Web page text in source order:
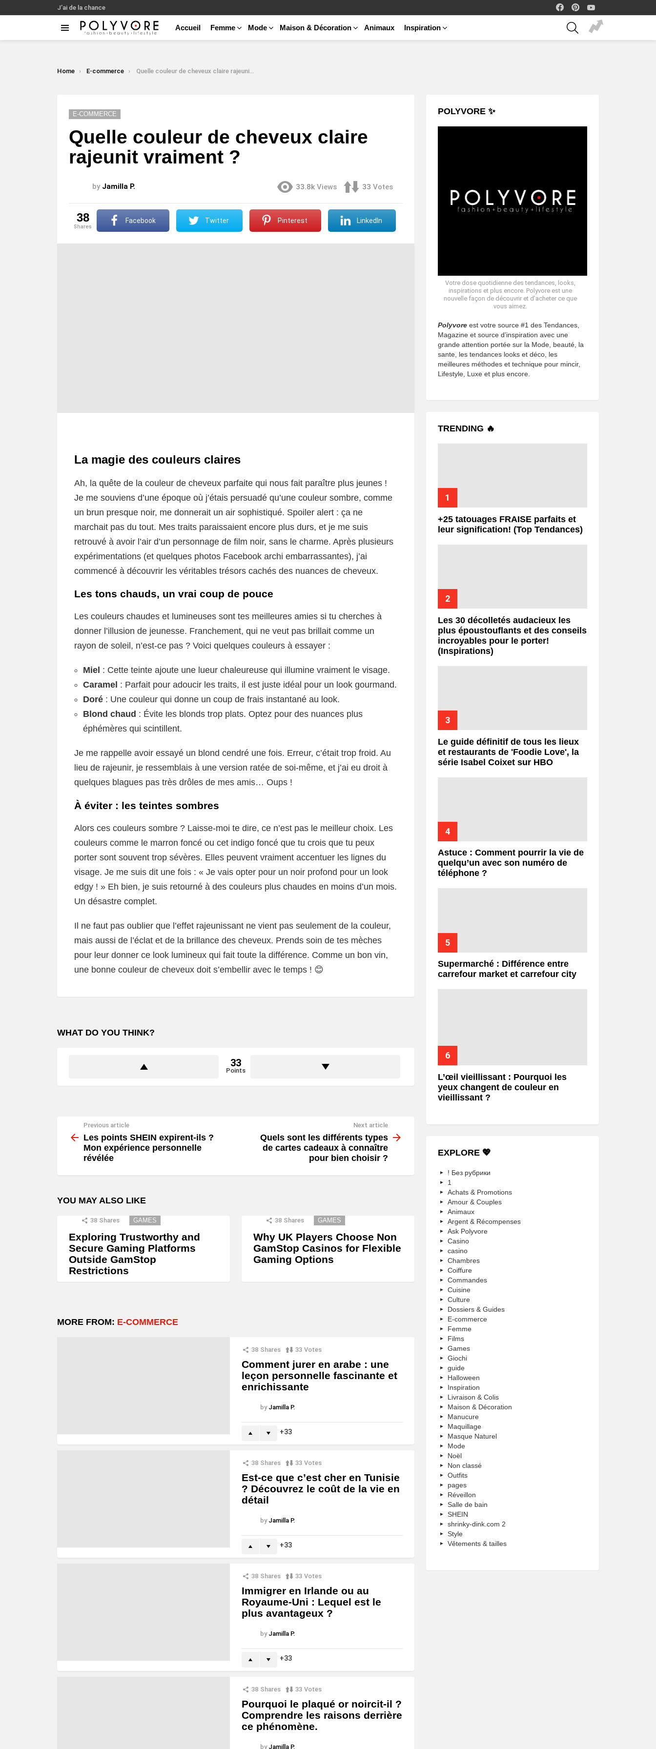
J’ai de la chance
facebook
Accueil Femme Mode Maison & Décoration Animaux Inspiration
SEARCH
You are here:
Home E-commerce Quelle couleur de cheveux claire rajeunit vraiment ?
E-COMMERCE
Quelle couleur de cheveux claire
rajeunit vraiment ?
by Jamilla P. 33.8k Views 33 Votes
38
shares
Facebook Twitter Pinterest LinkedIn
La magie des couleurs claires
Ah, la quête de la couleur de cheveux parfaite qui nous fait paraître plus jeunes !
Je me souviens d’une époque où j’étais persuadé qu’une couleur sombre, comme
un brun presque noir, me donnerait un air sophistiqué. Spoiler alert : ça ne
marchait pas du tout. Mes traits paraissaient encore plus durs, et je me suis
retrouvé à avoir l’air d’un personnage de film noir, sans le charme. Après plusieurs
expérimentations (et quelques photos Facebook archi embarrassantes), j’ai
commencé à découvrir les véritables trésors cachés des nuances de cheveux.
Les tons chauds, un vrai coup de pouce
Les couleurs chaudes et lumineuses sont tes meilleures amies si tu cherches à
donner l’illusion de jeunesse. Franchement, qui ne veut pas brillait comme un
rayon de soleil, n’est-ce pas ? Voici quelques couleurs à essayer :
Miel : Cette teinte ajoute une lueur chaleureuse qui illumine vraiment le visage.
Caramel : Parfait pour adoucir les traits, il est juste idéal pour un look gourmand.
Doré : Une couleur qui donne un coup de frais instantané au look.
Blond chaud : Évite les blonds trop plats. Optez pour des nuances plus
éphémères qui scintillent.
Je me rappelle avoir essayé un blond cendré une fois. Erreur, c’était trop froid. Au
lieu de rajeunir, je ressemblais à une version ratée de soi-même, et j’ai eu droit à
quelques blagues pas très drôles de mes amis… Oups !
À éviter : les teintes sombres
Alors ces couleurs sombre ? Laisse-moi te dire, ce n’est pas le meilleur choix. Les
couleurs comme le marron foncé ou cet indigo foncé que tu crois que tu peux
porter sont souvent trop sévères. Elles peuvent vraiment accentuer les lignes du
visage. Je me suis dit une fois : « Je vais opter pour un noir profond pour un look
edgy ! » Eh bien, je suis retourné à des couleurs plus chaudes en moins d’un mois.
Un désastre complet.
Il ne faut pas oublier que l’effet rajeunissant ne vient pas seulement de la couleur,
mais aussi de l’éclat et de la brillance des cheveux. Prends soin de tes mèches
pour leur donner ce look lumineux qui fait toute la différence. Comme un bon vin,
une bonne couleur de cheveux doit s’embellir avec le temps ! 😊
WHAT DO YOU THINK?
33
Points
more
Previous article
Les points SHEIN expirent-ils ?
Mon expérience personnelle
révélée
Next article
Quels sont les différents types
de cartes cadeaux à connaître
pour bien choisir ?
YOU MAY ALSO LIKE
38 Shares GAMES
Exploring Trustworthy and
Secure Gaming Platforms
Outside GamStop
Restrictions
38 Shares GAMES
Why UK Players Choose Non
GamStop Casinos for Flexible
Gaming Options
MORE FROM: E-COMMERCE
38 Shares 33 Votes
Comment jurer en arabe : une
leçon personnelle fascinante et
enrichissante
by Jamilla P.
33
38 Shares 33 Votes
Est-ce que c’est cher en Tunisie
? Découvrez le coût de la vie en
détail
by Jamilla P.
33
38 Shares 33 Votes
Immigrer en Irlande ou au
Royaume-Uni : Lequel est le
plus avantageux ?
by Jamilla P.
33
38 Shares 33 Votes
Pourquoi le plaqué or noircit-il ?
Comprendre les raisons derrière
ce phénomène.
by Jamilla P.
POLYVORE ✨
Votre dose quotidienne des tendances, looks,
inspirations et plus encore. Polyvore est une
nouvelle façon de découvrir et d’acheter ce que
vous aimez.
Polyvore est votre source #1 des Tendances,
Magazine et source d’inspiration avec une
grande attention portée sur la Mode, beauté, la
sante, les tendances looks et déco, les
meilleures méthodes et technique pour mincir,
Lifestyle, Luxe et plus encore.
TRENDING 🔥
+25 tatouages ​​FRAISE parfaits et
leur signification! (Top Tendances)
Les 30 décolletés audacieux les
plus époustouflants et des conseils
incroyables pour le porter!
(Inspirations)
Le guide définitif de tous les lieux
et restaurants de 'Foodie Love', la
série Isabel Coixet sur HBO
Astuce : Comment pourrir la vie de
quelqu’un avec son numéro de
téléphone ?
Supermarché : Différence entre
carrefour market et carrefour city
L’œil vieillissant : Pourquoi les
yeux changent de couleur en
vieillissant ?
EXPLORE 💖
! Без рубрики
1
Achats & Promotions
Amour & Couples
Animaux
Argent & Récompenses
Ask Polyvore
Casino
casino
Chambres
Coiffure
Commandes
Cuisine
Culture
Dossiers & Guides
E-commerce
Femme
Films
Games
Giochi
guide
Halloween
Inspiration
Livraison & Colis
Maison & Décoration
Manucure
Maquillage
Masque Naturel
Mode
Noël
Non classé
Outfits
pages
Réveillon
Salle de bain
SHEIN
shrinky-dink.com 2
Style
Vêtements & tailles